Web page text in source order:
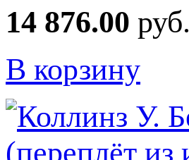
14 876.00 руб.
В корзину